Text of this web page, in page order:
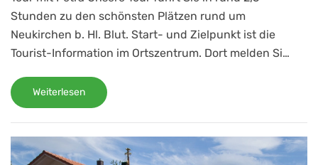
Stunden zu den schönsten Plätzen rund um
Neukirchen b. Hl. Blut. Start- und Zielpunkt ist die
Tourist-Information im Ortszentrum. Dort melden Si…
Weiterlesen